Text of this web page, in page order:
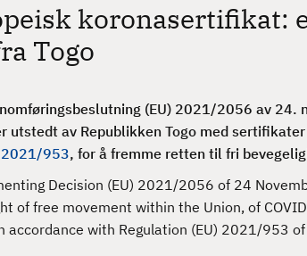
koronasertifikat:
Togo
(EU) 2021/2056 av
utstedt av Republikken Togo med
2021/953, for å fremme retten til fri
Decision (EU) 2021/2056 of 24
of free movement within the Union, of
accordance with Regulation (EU) 2021/953